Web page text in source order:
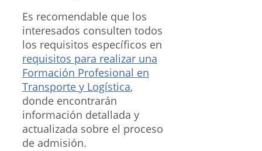
Es recomendable que los
interesados consulten todos
los requisitos específicos en
requisitos para realizar una
Formación Profesional en
Transporte y Logística,
donde encontrarán
información detallada y
actualizada sobre el proceso
de admisión.